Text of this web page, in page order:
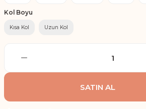
Kol Boyu
Kısa Kol Uzun Kol
SATIN AL